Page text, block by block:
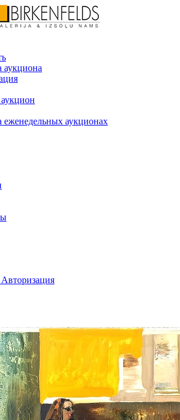
аукциона
аукционах